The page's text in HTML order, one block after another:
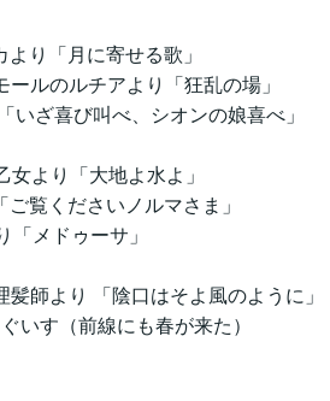
り「月に寄せる歌」
ルのルチアより「狂乱の場」
いざ喜び叫べ、シオンの娘喜べ」
より「大地よ水よ」
覧くださいノルマさま」
メドゥーサ」
師より 「陰口はそよ風のように」
いす（前線にも春が来た）